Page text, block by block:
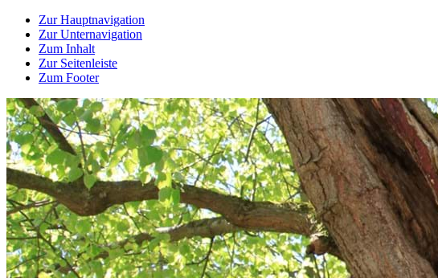
Zur Hauptnavigation
Zur Unternavigation
Zum Inhalt
Zur Seitenleiste
Zum Footer